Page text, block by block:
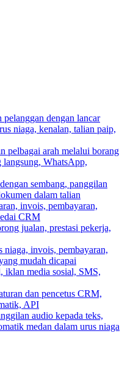
dengan lancar
niaga, kenalan, talian paip,
pelbagai arah melalui borang
WhatsApp,
sembang, panggilan
dalam talian
invois, pembayaran,
CRM
jualan, prestasi pekerja,
niaga, invois, pembayaran,
mudah dicapai
iklan media sosial, SMS,
dan pencetus CRM,
API
audio kepada teks,
medan dalam urus niaga